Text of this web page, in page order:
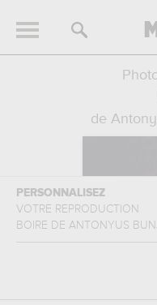
de
PERSONNALISEZ
VOTRE REPRODUCTION
BOIRE DE ANTONYUS